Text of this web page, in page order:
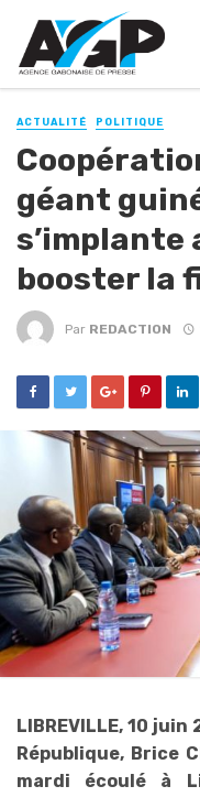
ACTUALITÉ POLITIQUE
géant
s’implante
booster la
Par REDACTION
LIBREVILLE, 10
République, Brice
mardi écoulé à